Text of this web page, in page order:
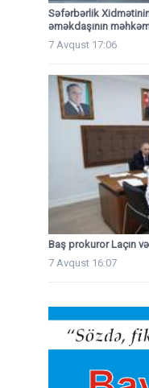
Səfərbərlik
əməkdaşının
7 Avqust 17:06
Baş prokuror Laçın
7 Avqust 16:07